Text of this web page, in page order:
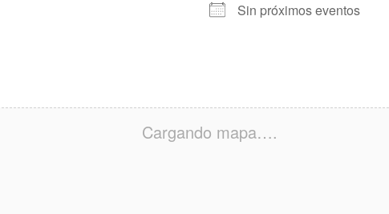
Sin próximos eventos
Cargando mapa….